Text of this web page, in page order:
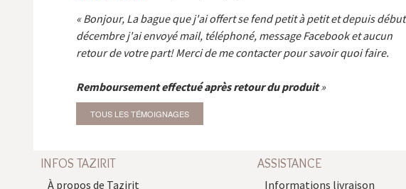
Bonjour, La bague que j'ai offert se fend petit à petit et depuis début
décembre j'ai envoyé mail, téléphoné, message Facebook et aucun
retour de votre part! Merci de me contacter pour savoir quoi faire.
Remboursement effectué après retour du produit
TOUS LES TÉMOIGNAGES
INFOS TAZIRIT
À propos de Tazirit
ASSISTANCE
Informations livraison